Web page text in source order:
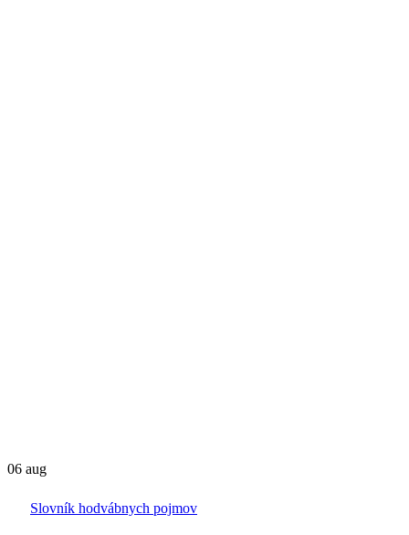
06 aug
Slovník hodvábnych pojmov